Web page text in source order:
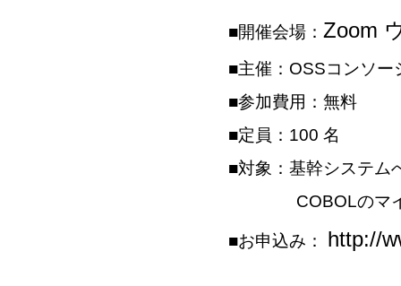
■開催会場： Zoom
■主催：OSSコンソー
■参加費用：無料
■定員：100 名
■対象：基幹システム
COBOLのマイグ
■お申込み： http://